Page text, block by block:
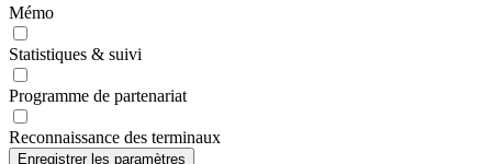
Mémo
Statistiques & suivi
Programme de partenariat
Reconnaissance des terminaux